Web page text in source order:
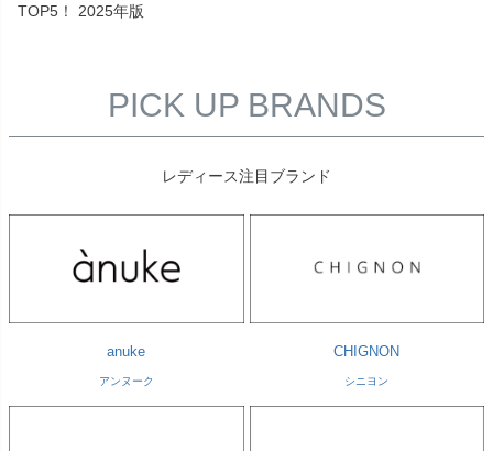
TOP5！ 2025年版
PICK UP BRANDS
レディース注目ブランド
anuke
アンヌーク
CHIGNON
シニヨン